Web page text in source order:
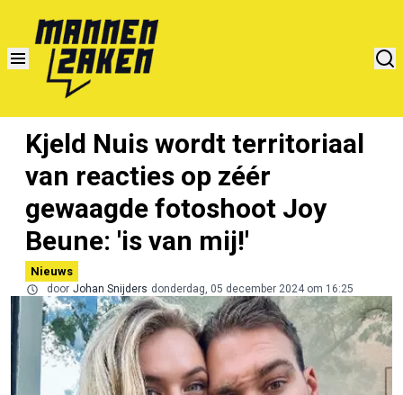
Kjeld Nuis wordt territoriaal
van reacties op zéér
gewaagde fotoshoot Joy
Beune: 'is van mij!'
Nieuws
door Johan Snijders donderdag, 05 december 2024 om 16:25